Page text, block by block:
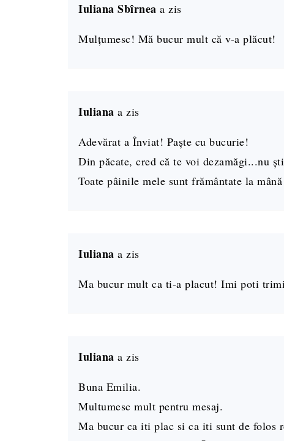
Iuliana Sbîrnea a zis
Mulțumesc! Mă bucur mult că v-a plăcut!
Iuliana a zis
Adevărat a Înviat! Paște cu bucurie!
Din păcate, cred că te voi dezamăgi...nu
Toate pâinile mele sunt frământate la
Iuliana a zis
Ma bucur mult ca ti-a placut! Imi poti
Iuliana a zis
Buna Emilia.
Multumesc mult pentru mesaj.
Ma bucur ca iti plac si ca iti sunt de folos